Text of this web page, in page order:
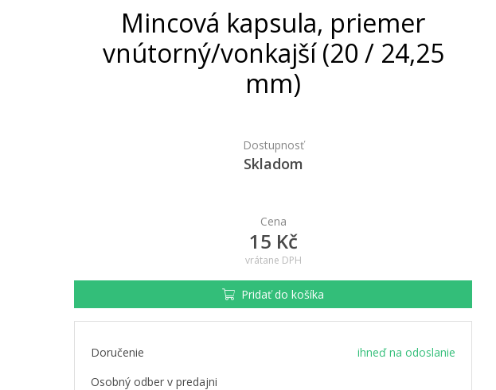
Mincová kapsula, priemer
vnútorný/vonkajší (20 / 24,25
mm)
Dostupnosť
Skladom
Cena
15 Kč
vrátane DPH
Pridať do košíka
Doručenie
ihneď na odoslanie
Osobný odber v predajni